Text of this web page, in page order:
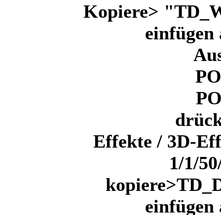
Kopiere>
einfügen
Effekte / 3D-
1/1/
einfügen